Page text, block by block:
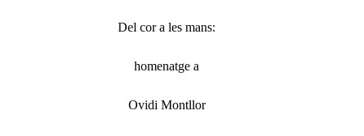
Del cor a les mans:
homenatge a
Ovidi Montllor